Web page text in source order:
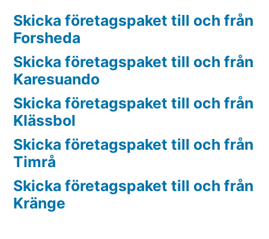
Skicka företagspaket till och från
Forsheda
Skicka företagspaket till och från
Karesuando
Skicka företagspaket till och från
Klässbol
Skicka företagspaket till och från
Timrå
Skicka företagspaket till och från
Kränge